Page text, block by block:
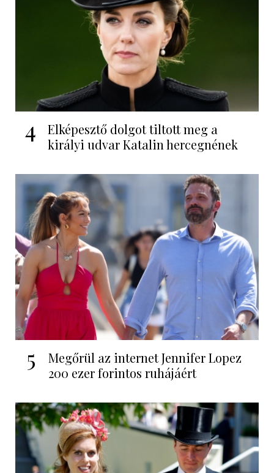
4
Elképesztő dolgot tiltott meg a
királyi udvar Katalin hercegnének
5
Megőrül az internet Jennifer Lopez
200 ezer forintos ruhájáért